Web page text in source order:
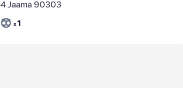
4 Jaama 90303
x 1